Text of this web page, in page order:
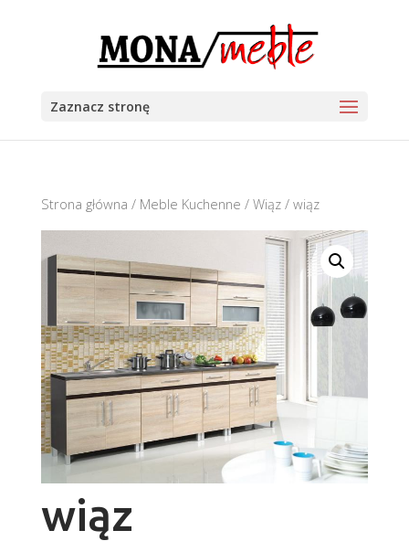
Zaznacz stronę
Strona główna / Meble Kuchenne / Wiąz/ wiąz
wiąz